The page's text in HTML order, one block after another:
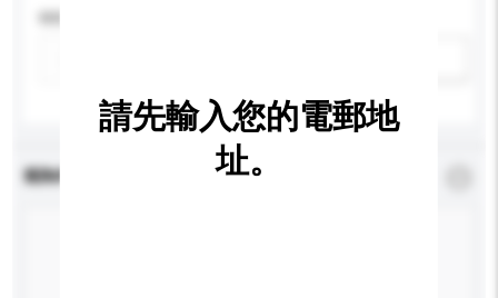
查詢內容
請先輸入您的電郵地
址。